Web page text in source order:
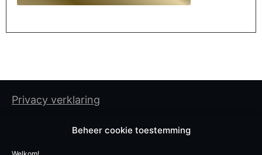
Beheer cookie toestemming
Privacy verklaring
Algemene gebruiksvoorwaarden